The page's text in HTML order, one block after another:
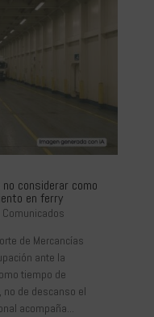
considerar como
en ferry
Comunicados
de Mercancías
ante la
tiempo de
de descanso el
acompaña...